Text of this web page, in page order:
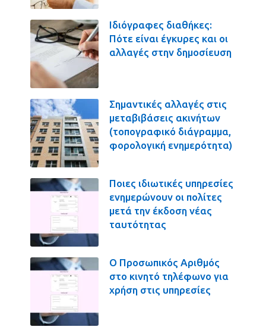
Ιδιόγραφες διαθήκες:
Πότε είναι έγκυρες και οι
αλλαγές στην δημοσίευση
Σημαντικές αλλαγές στις
μεταβιβάσεις ακινήτων
(τοπογραφικό διάγραμμα,
φορολογική ενημερότητα)
Ποιες ιδιωτικές υπηρεσίες
ενημερώνουν οι πολίτες
μετά την έκδοση νέας
ταυτότητας
Ο Προσωπικός Αριθμός
στο κινητό τηλέφωνο για
χρήση στις υπηρεσίες